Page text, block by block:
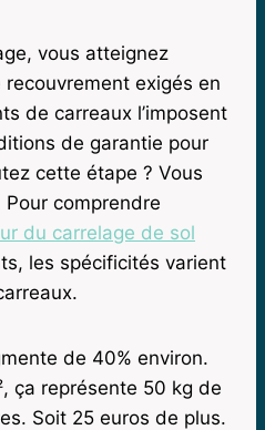
vous atteignez
exigés en
de carreaux l’imposent
de garantie pour
cette étape ? Vous
comprendre
du carrelage de sol
les spécificités varient
de 40% environ.
ça représente 50 kg de
Soit 25 euros de plus.